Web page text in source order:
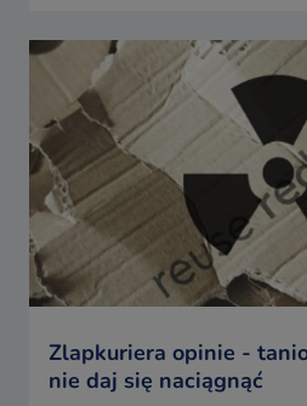
Zlapkuriera opinie -
nie daj się naciągnąć